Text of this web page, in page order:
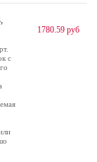
с
1780.59 руб